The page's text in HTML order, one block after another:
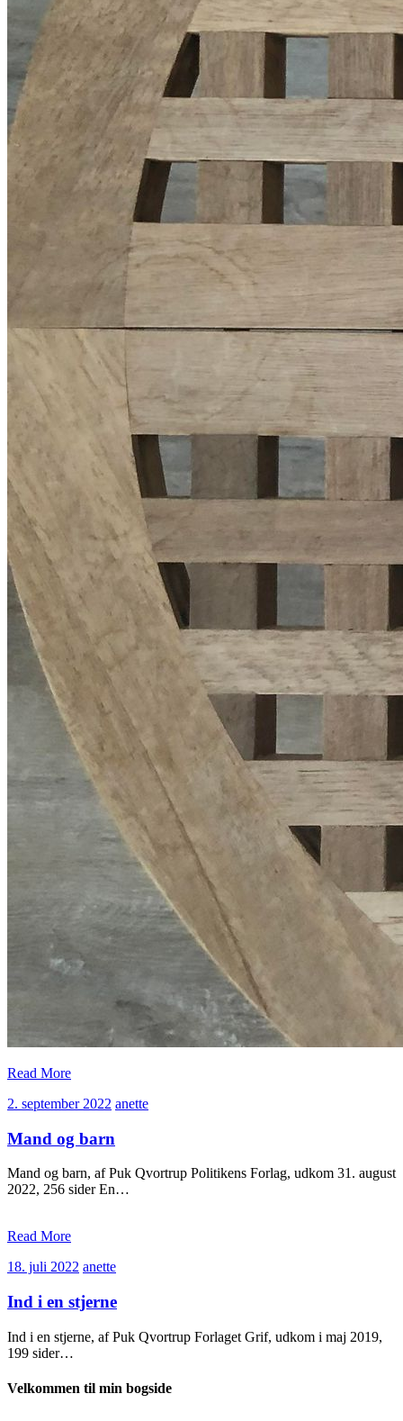
Read More
2. september 2022 2.
2022
anetteanette
Mand og barn
Mand og barn, af Puk Qvortrup Politikens Forlag, udkom 31. august
2022, 256 sider En…
Read More
18. juli 2022 18.
2022
anetteanette
Ind i en stjerne
Ind i en stjerne, af Puk Qvortrup Forlaget Grif, udkom i maj 2019,
199 sider…
Velkommen til min bogside